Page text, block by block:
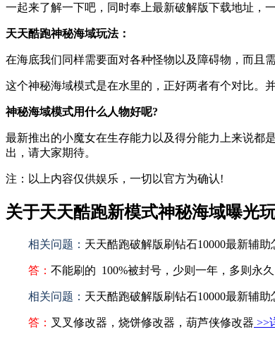
一起来了解一下吧，同时奉上最新破解版下载地址，一
天天酷跑神秘海域玩法：
在海底我们同样需要面对各种怪物以及障碍物，而且
这个神秘海域模式是在水里的，正好两者有个对比。
神秘海域模式用什么人物好呢?
最新推出的小魔女在生存能力以及得分能力上来说都
出，请大家期待。
注：以上内容仅供娱乐，一切以官方为确认!
关于天天酷跑新模式神秘海域曝光
相关问题： 天天酷跑破解版刷钻石10000最新辅助
答： 不能刷的 100%被封号，少则一年，多则永
相关问题： 天天酷跑破解版刷钻石10000最新辅助
答： 叉叉修改器，烧饼修改器，葫芦侠修改器 >>